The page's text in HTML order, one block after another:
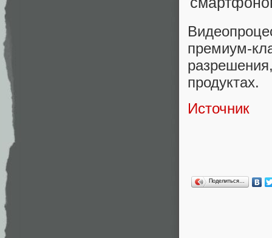
премиум-
продуктах.
Источник
Поделиться…